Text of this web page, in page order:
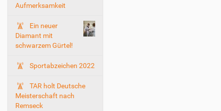
Aufmerksamkeit
Ein neuer
Diamant mit
schwarzem Gürtel!
Sportabzeichen 2022
TAR holt Deutsche
Meisterschaft nach
Remseck